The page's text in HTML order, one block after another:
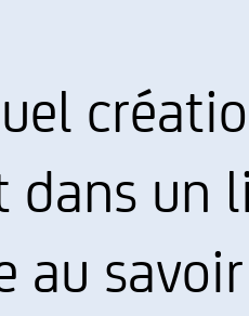
dans un
au